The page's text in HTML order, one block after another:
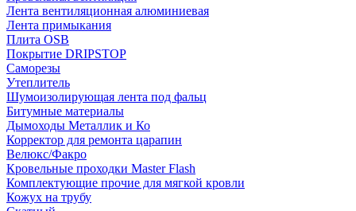
Лента вентиляционная алюминиевая
Лента примыкания
Плита OSB
Покрытие DRIPSTOP
Саморезы
Утеплитель
Шумоизолирующая лента под фальц
Битумные материалы
Дымоходы Металлик и Ко
Корректор для ремонта царапин
Велюкс/Факро
Кровельные проходки Master Flash
Комплектующие прочие для мягкой кровли
Кожух на трубу